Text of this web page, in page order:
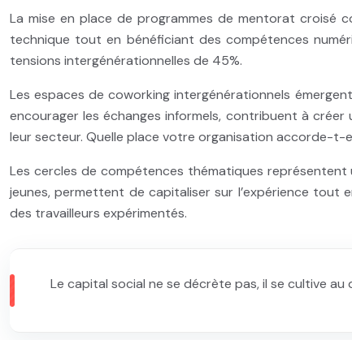
La mise en place de programmes de mentorat croisé
technique tout en bénéficiant des compétences
tensions intergénérationnelles de 45%.
Les espaces de coworking intergénérationnels
encourager les échanges informels, contribuent à
leur secteur. Quelle place votre organisation accorde-t-
Les cercles de compétences thématiques
jeunes, permettent de capitaliser sur l’expérience tout
des travailleurs expérimentés.
Le capital social ne se décrète pas, il se cultive